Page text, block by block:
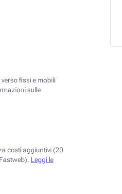
verso fissi e mobili
sulle
costi aggiuntivi (20
Leggi le